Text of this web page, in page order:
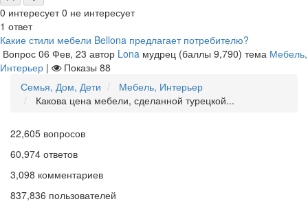
0 интересует 0 не интересует
1 ответ
Какие стили мебели Bellona предлагает потребителю?
Вопрос 06 Фев, 23 автор Lona мудрец (баллы 9,790) тема Мебель,
Интерьер | Показы 88
Семья, Дом, Дети
Мебель, Интерьер
Какова цена мебели, сделанной турецкой...
22,605 вопросов
60,974 ответов
3,098 комментариев
837,836 пользователей